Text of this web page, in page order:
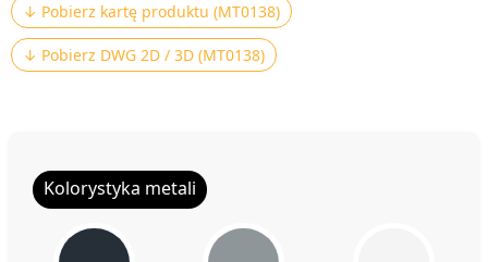
↓ Pobierz kartę produktu (MT0138)
↓ Pobierz DWG 2D / 3D (MT0138)
Kolorystyka metali